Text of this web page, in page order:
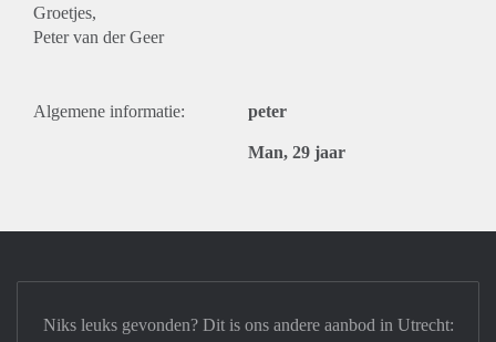
Groetjes,
Peter van der Geer
Algemene informatie: peter
Man, 29 jaar
Niks leuks gevonden? Dit is ons andere aanbod in Utrecht: